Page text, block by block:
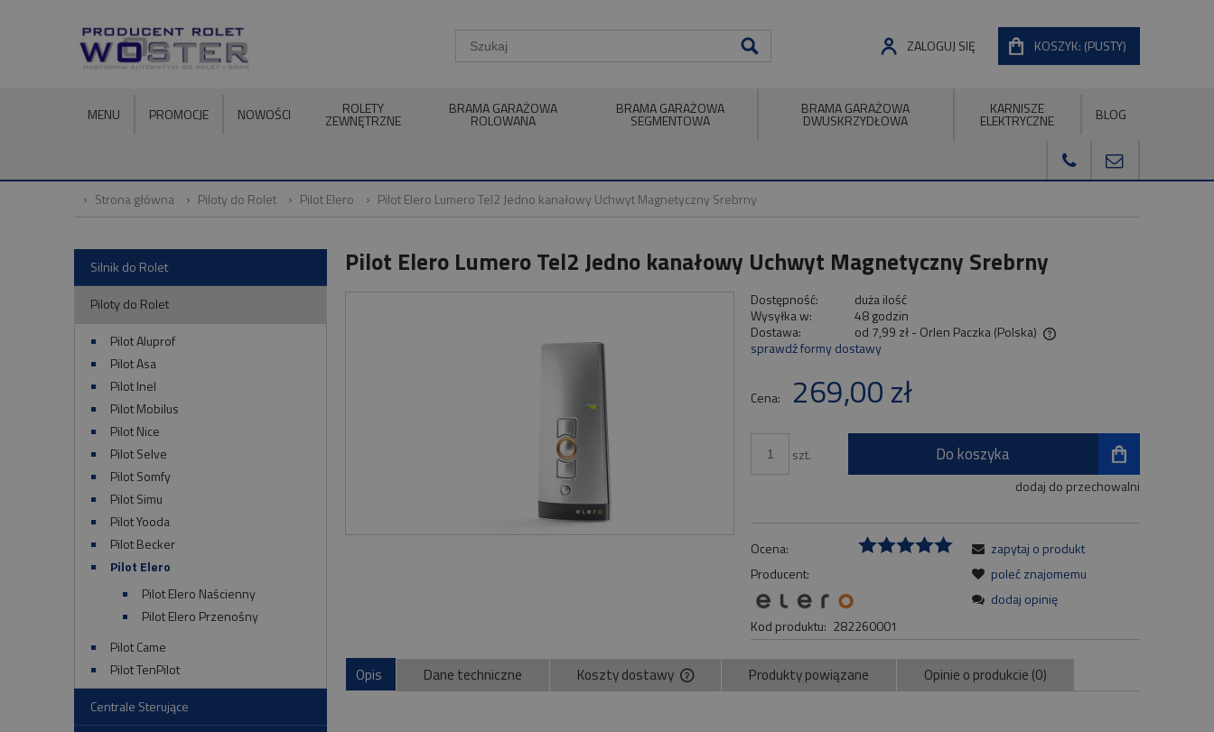
KOSZYK: (PUSTY)
ZALOGUJ SIĘ
MENU PROMOCJE NOWOŚCI ROLETY
ZEWNĘTRZNE
BRAMA GARAŻOWA
ROLOWANA
BRAMA GARAŻOWA
SEGMENTOWA
BRAMA GARAŻOWA
DWUSKRZYDŁOWA
KARNISZE
ELEKTRYCZNE BLOG
Strona główna Piloty do Rolet Pilot Elero Pilot Elero Lumero Tel2 Jedno kanałowy Uchwyt Magnetyczny Srebrny
Silnik do Rolet
Piloty do Rolet
Pilot Aluprof
Pilot Asa
Pilot Inel
Pilot Mobilus
Pilot Nice
Pilot Selve
Pilot Somfy
Pilot Simu
Pilot Yooda
Pilot Becker
Pilot Elero
Pilot Elero Naścienny
Pilot Elero Przenośny
Pilot Came
Pilot TenPilot
Centrale Sterujące
Pilot Elero Lumero Tel2 Jedno kanałowy Uchwyt Magnetyczny Srebrny
Dostępność:
duża ilość
Wysyłka w:
48 godzin
Dostawa:
od 7,99 zł- Orlen Paczka(Polska)
płatności
sprawdź formy dostawy
Cena: 269,00 zł
szt. Do koszyka
dodaj do przechowalni
Ocena:
Producent:
Kod produktu: 282260001
zapytaj o produkt
poleć znajomemu
dodaj opinię
Opis Dane techniczne Koszty dostawy Produkty powiązane Opinie o produkcie (0)